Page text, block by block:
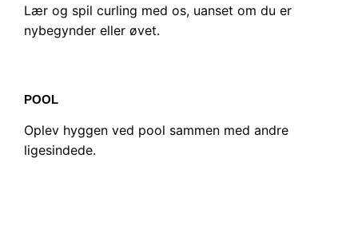
Lær og spil curling med os, uanset om du er
nybegynder eller øvet.
POOL
Oplev hyggen ved pool sammen med andre
ligesindede.